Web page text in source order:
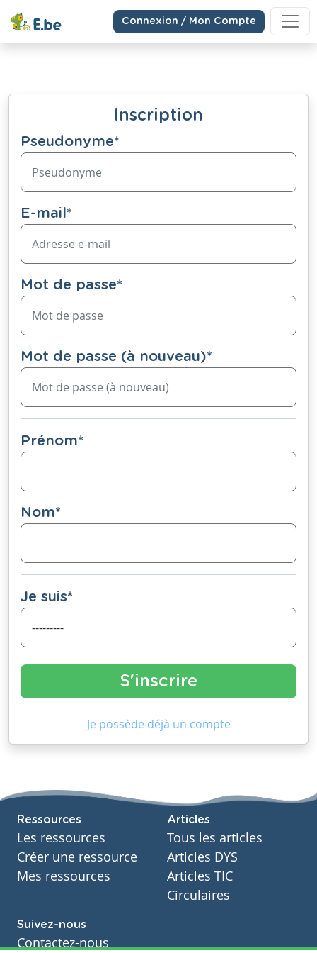
Connexion / Mon Compte
Inscription
Pseudonyme*
E-mail*
Mot de passe*
Mot de passe (à nouveau)*
Prénom*
Nom*
Je suis*
Je possède déjà un compte
Ressources
Les ressources
Créer une ressource
Mes ressources
Articles
Tous les articles
Articles DYS
Articles TIC
Circulaires
Suivez-nous
Contactez-nous